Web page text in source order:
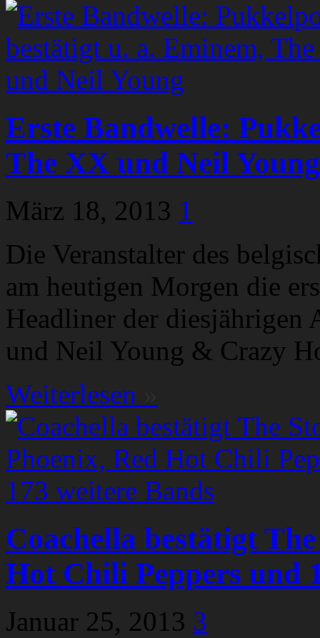
Erste Bandwelle:
The XX und Neil Young
März 18, 2013 1
Die Veranstalter des
am heutigen Morgen die
Headliner der diesjährigen
und Neil Young & Crazy
Weiterlesen
Coachella bestätigt
Hot Chili Peppers und
Januar 25, 2013 3